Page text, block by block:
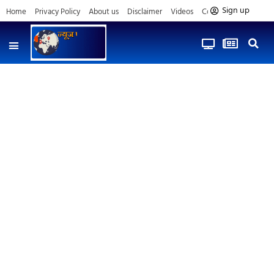
Home Privacy Policy About us Disclaimer Videos Contact us
Sign up